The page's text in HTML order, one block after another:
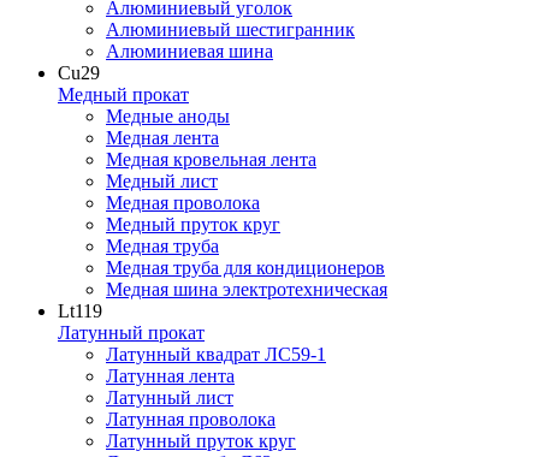
Алюминиевый уголок
Алюминиевый шестигранник
Алюминиевая шина
Cu29
Медный прокат
Медные аноды
Медная лента
Медная кровельная лента
Медный лист
Медная проволока
Медный пруток круг
Медная труба
Медная труба для кондиционеров
Медная шина электротехническая
Lt119
Латунный прокат
Латунный квадрат ЛС59-1
Латунная лента
Латунный лист
Латунная проволока
Латунный пруток круг